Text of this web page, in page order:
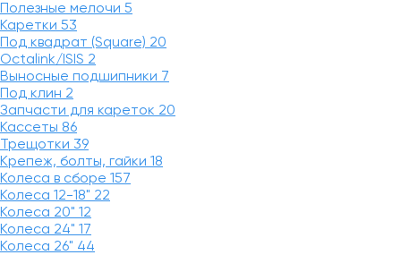
Полезные мелочи 5
Каретки 53
Под квадрат (Square) 20
Octalink/ISIS 2
Выносные подшипники 7
Под клин 2
Запчасти для кареток 20
Кассеты 86
Трещотки 39
Крепеж, болты, гайки 18
Колеса в сборе 157
Колеса 12-18" 22
Колеса 20" 12
Колеса 24" 17
Колеса 26" 44